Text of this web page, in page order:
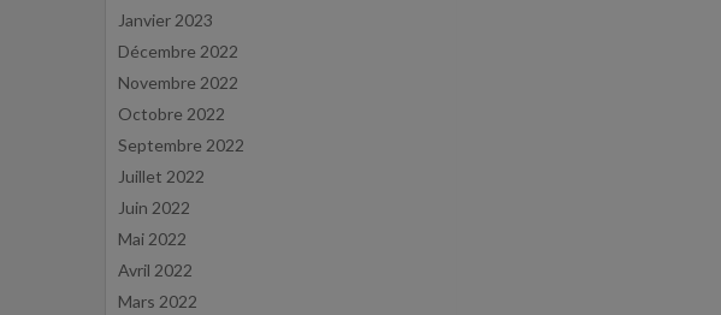
Janvier 2023
Décembre 2022
Novembre 2022
Octobre 2022
Septembre 2022
Juillet 2022
Juin 2022
Mai 2022
Avril 2022
Mars 2022